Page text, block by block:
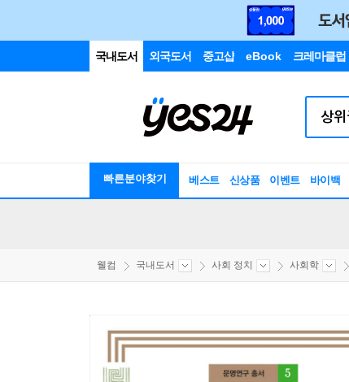
국내도서 외국도서 중고샵 eBook 크레마클럽
빠른분야찾기 베스트 신상품 이벤트 바이백
웰컴 국내도서 사회 정치 사회학